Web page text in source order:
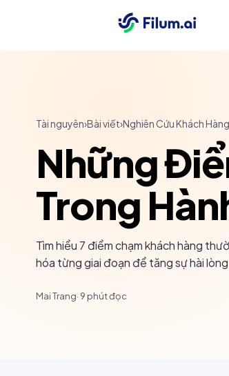
Tài nguyên›Bài viết›Nghiên Cứu Khách Hàng
Những
Trong
Tìm hiểu 7 điểm chạm khách hàng
hóa từng giai đoạn để tăng sự hài
Mai Trang· 9 phút đọc